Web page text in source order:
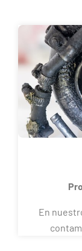
En